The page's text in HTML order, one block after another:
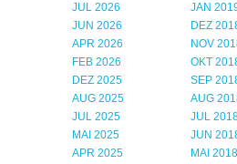
JUL 2026
JUN 2026
APR 2026
FEB 2026
DEZ 2025
AUG 2025
JUL 2025
MAI 2025
APR 2025
JAN
DEZ
NOV
OKT
SEP
AUG
JUL
JUN
MAI 2018